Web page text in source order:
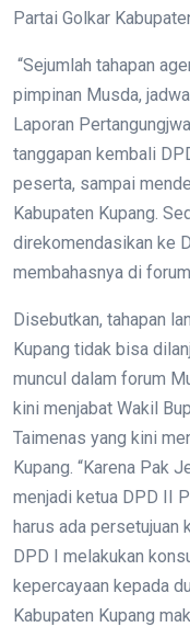
Partai Golkar
“Sejumlah tahapan
pimpinan Musda,
Laporan
tanggapan kembali
peserta, sampai
Kabupaten Kupang.
direkomendasikan ke
membahasnya di
Disebutkan, tahapan
Kupang tidak bisa
muncul dalam forum
kini menjabat Wakil
Taimenas yang kini
Kupang. “Karena Pak
menjadi ketua DPD II
harus ada persetujuan
DPD I melakukan
kepercayaan kepada
Kabupaten Kupang